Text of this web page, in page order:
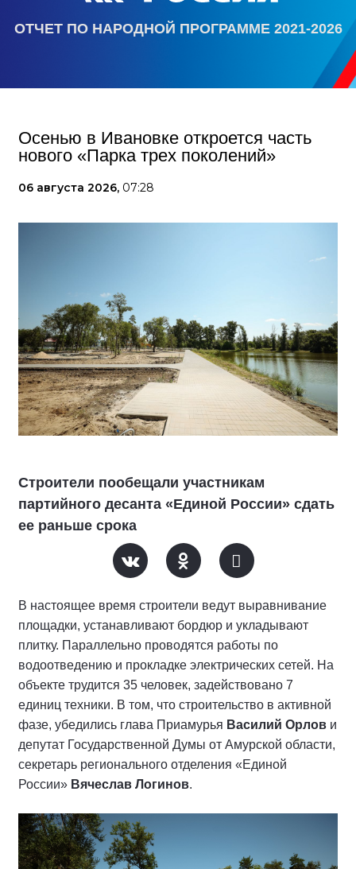
ОТЧЕТ ПО НАРОДНОЙ ПРОГРАММЕ 2021-2026
Осенью в Ивановке откроется часть
нового «Парка трех поколений»
06 августа 2026, 07:28
Строители пообещали участникам
партийного десанта «Единой России» сдать
ее раньше срока
В настоящее время строители ведут выравнивание
площадки, устанавливают бордюр и укладывают
плитку. Параллельно проводятся работы по
водоотведению и прокладке электрических сетей. На
объекте трудится 35 человек, задействовано 7
единиц техники. В том, что строительство в активной
фазе, убедились глава Приамурья Василий Орлов и
депутат Государственной Думы от Амурской области,
секретарь регионального отделения «Единой
России» Вячеслав Логинов.